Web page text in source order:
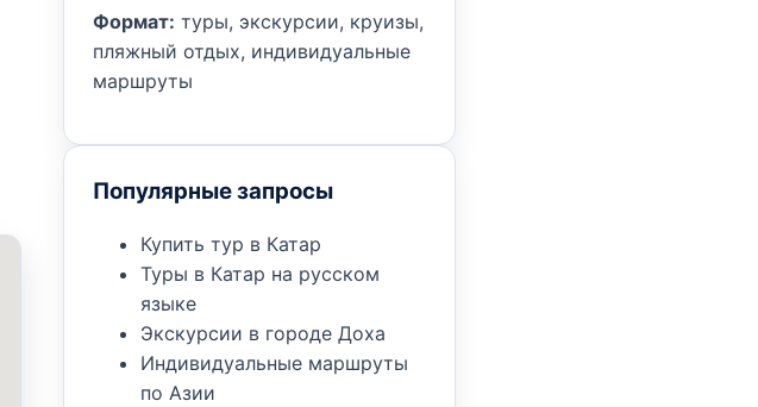
Формат: туры, экскурсии, круизы,
пляжный отдых, индивидуальные
маршруты
Популярные запросы
Купить тур в Катар
Туры в Катар на русском
языке
Экскурсии в городе Доха
Индивидуальные маршруты
по Азии